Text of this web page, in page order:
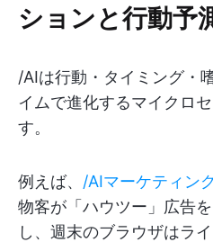
ションと行動予
/AIは行動・タイミング・
イムで進化するマイクロ
す。
例えば、 /AIマーケティン
物客が「ハウツー」広告
し、週末のブラウザはラ